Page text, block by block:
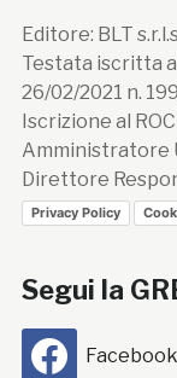
Editore: BLT
Testata iscritta
26/02/2021 n.
Iscrizione al
Amministratore
Direttore
Privacy Policy
Segui la
Facebook